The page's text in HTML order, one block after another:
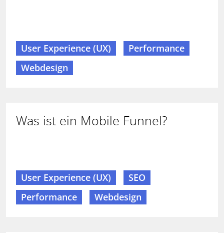
User Experience (UX)
Performance
Webdesign
Was ist ein Mobile Funnel?
User Experience (UX)
SEO
Performance
Webdesign